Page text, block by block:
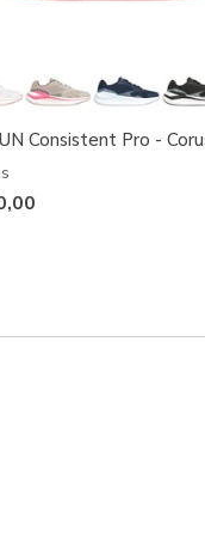
Consistent Pro -